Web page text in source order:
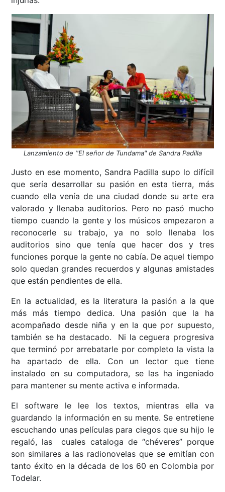
Lanzamiento de ‘'El señor de Tundama" de Sandra Padilla
Justo en ese momento, Sandra Padilla supo lo difícil
que sería desarrollar su pasión en esta tierra, más
cuando ella venía de una ciudad donde su arte era
valorado y llenaba auditorios. Pero no pasó mucho
tiempo cuando la gente y los músicos empezaron a
reconocerle su trabajo, ya no solo llenaba los
auditorios sino que tenía que hacer dos y tres
funciones porque la gente no cabía. De aquel tiempo
solo quedan grandes recuerdos y algunas amistades
que están pendientes de ella.
En la actualidad, es la literatura la pasión a la que
más más tiempo dedica. Una pasión que la ha
acompañado desde niña y en la que por supuesto,
también se ha destacado. Ni la ceguera progresiva
que terminó por arrebatarle por completo la vista la
ha apartado de ella. Con un lector que tiene
instalado en su computadora, se las ha ingeniado
para mantener su mente activa e informada.
El software le lee los textos, mientras ella va
guardando la información en su mente. Se entretiene
escuchando unas películas para ciegos que su hijo le
regaló, las cuales cataloga de “chéveres” porque
son similares a las radionovelas que se emitían con
tanto éxito en la década de los 60 en Colombia por
Todelar.